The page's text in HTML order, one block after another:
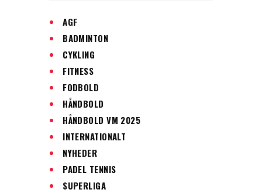
AGF
BADMINTON
CYKLING
FITNESS
FODBOLD
HÅNDBOLD
HÅNDBOLD VM 2025
INTERNATIONALT
NYHEDER
PADEL TENNIS
SUPERLIGA